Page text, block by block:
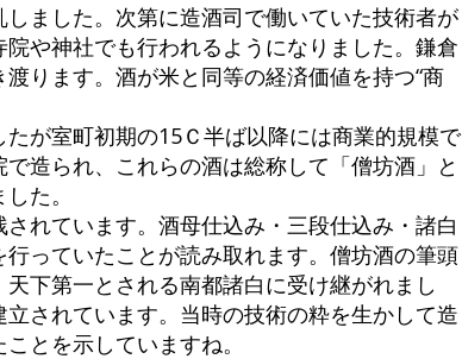
ました。次第に造酒司で働いていた技術者が
や神社でも行われるようになりました。鎌倉
ります。酒が米と同等の経済価値を持つ“商
が室町初期の15Ｃ半ば以降には商業的規模で
造られ、これらの酒は総称して「僧坊酒」と
た。
れています。酒母仕込み・三段仕込み・諸白
っていたことが読み取れます。僧坊酒の筆頭
下第一とされる南都諸白に受け継がれまし
されています。当時の技術の粋を生かして造
とを示していますね。